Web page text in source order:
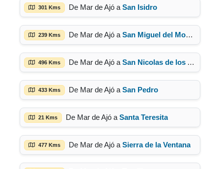
301 Kms De Mar de Ajó a San Isidro
239 Kms De Mar de Ajó a San Miguel del Monte
496 Kms De Mar de Ajó a San Nicolas de los Arroyos
433 Kms De Mar de Ajó a San Pedro
21 Kms De Mar de Ajó a Santa Teresita
477 Kms De Mar de Ajó a Sierra de la Ventana